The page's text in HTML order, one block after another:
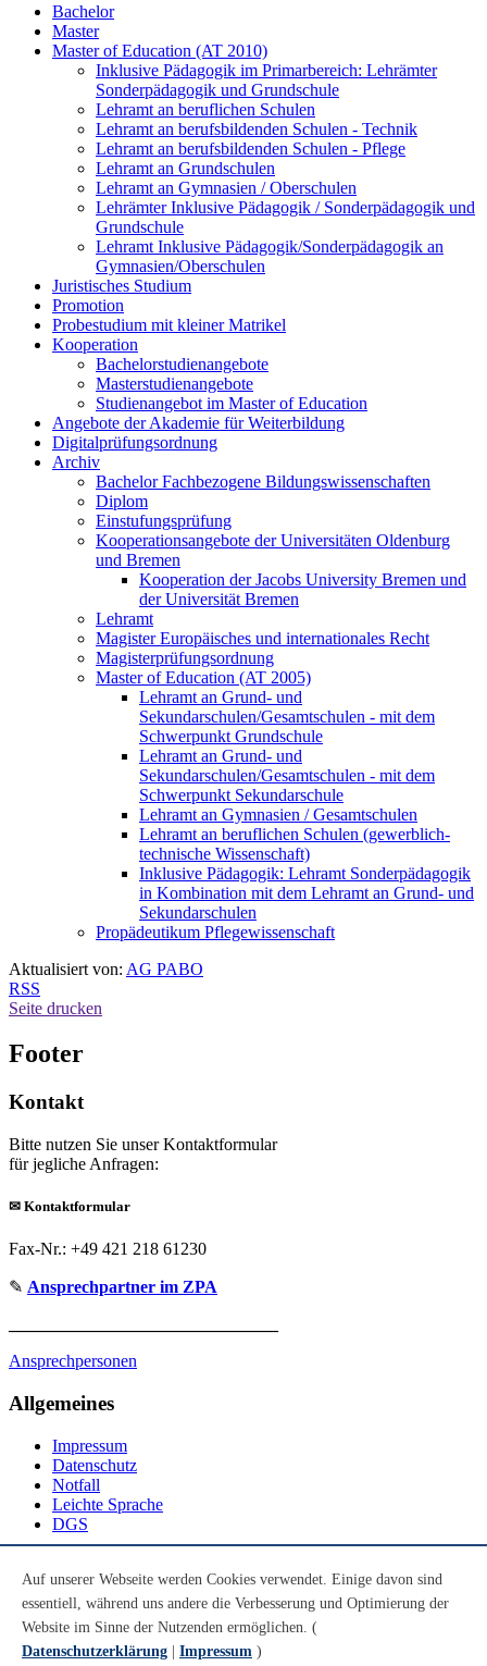
Bachelor
Master
Master of Education (AT 2010)
Inklusive Pädagogik im Primarbereich: Lehrämter
Sonderpädagogik und Grundschule
Lehramt an beruflichen Schulen
Lehramt an berufsbildenden Schulen - Technik
Lehramt an berufsbildenden Schulen - Pflege
Lehramt an Grundschulen
Lehramt an Gymnasien / Oberschulen
Lehrämter Inklusive Pädagogik / Sonderpädagogik und
Grundschule
Lehramt Inklusive Pädagogik/Sonderpädagogik an
Gymnasien/Oberschulen
Juristisches Studium
Promotion
Probestudium mit kleiner Matrikel
Kooperation
Bachelorstudienangebote
Masterstudienangebote
Studienangebot im Master of Education
Angebote der Akademie für Weiterbildung
Digitalprüfungsordnung
Archiv
Bachelor Fachbezogene Bildungswissenschaften
Diplom
Einstufungsprüfung
Kooperationsangebote der Universitäten Oldenburg
und Bremen
Kooperation der Jacobs University Bremen und
der Universität Bremen
Lehramt
Magister Europäisches und internationales Recht
Magisterprüfungsordnung
Master of Education (AT 2005)
Lehramt an Grund- und
Sekundarschulen/Gesamtschulen - mit dem
Schwerpunkt Grundschule
Lehramt an Grund- und
Sekundarschulen/Gesamtschulen - mit dem
Schwerpunkt Sekundarschule
Lehramt an Gymnasien / Gesamtschulen
Lehramt an beruflichen Schulen (gewerblich-
technische Wissenschaft)
Inklusive Pädagogik: Lehramt Sonderpädagogik
in Kombination mit dem Lehramt an Grund- und
Sekundarschulen
Propädeutikum Pflegewissenschaft
Aktualisiert von: AG PABO
RSS
Seite drucken
Footer
Kontakt
Bitte nutzen Sie unser Kontaktformular
für jegliche Anfragen:
✉ Kontaktformular
Fax-Nr.: +49 421 218 61230
✎ Ansprechpartner im ZPA
Ansprechpersonen
Allgemeines
Impressum
Datenschutz
Notfall
Leichte Sprache
DGS
Youtube
Instagram
LinkedIn
Auf unserer Webseite werden Cookies verwendet. Einige davon sind
essentiell, während uns andere die Verbesserung und Optimierung der
Website im Sinne der Nutzenden ermöglichen. (
Datenschutzerklärung
Impressum )